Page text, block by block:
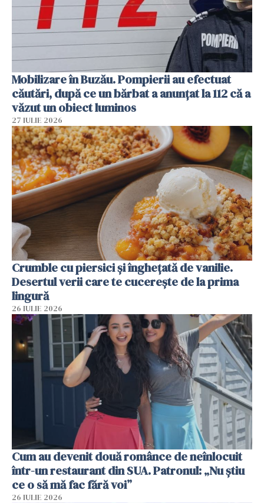
Mobilizare în Buzău. Pompierii au efectuat
căutări, după ce un bărbat a anunțat la 112 că a
văzut un obiect luminos
27 IULIE 2026
Crumble cu piersici și înghețată de vanilie.
Desertul verii care te cucerește de la prima
lingură
26 IULIE 2026
Cum au devenit două românce de neînlocuit
într-un restaurant din SUA. Patronul: „Nu știu
ce o să mă fac fără voi”
26 IULIE 2026